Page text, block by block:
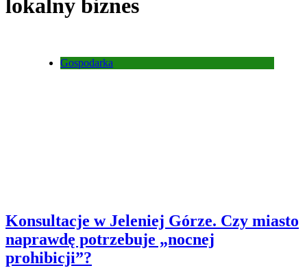
lokalny biznes
Gospodarka
Konsultacje w Jeleniej Górze. Czy miasto
naprawdę potrzebuje „nocnej
prohibicji”?